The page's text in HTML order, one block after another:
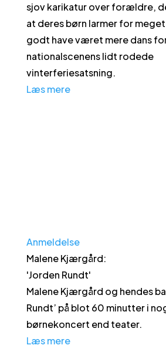
sjov karikatur over forældre,
at deres børn larmer for
godt have været mere dans
nationalscenens lidt rodede
vinterferiesatsning.
Læs mere
Anmeldelse
Malene Kjærgård:
'Jorden Rundt'
Malene Kjærgård og hendes
Rundt’ på blot 60 minutter i
børnekoncert end teater.
Læs mere